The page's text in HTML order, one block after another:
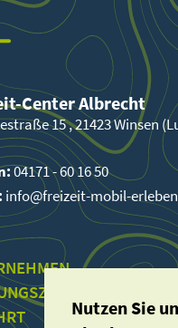
Center Albrecht
15 , 21423 Winsen
04171 - 60 16 50
info@freizeit-mobil-